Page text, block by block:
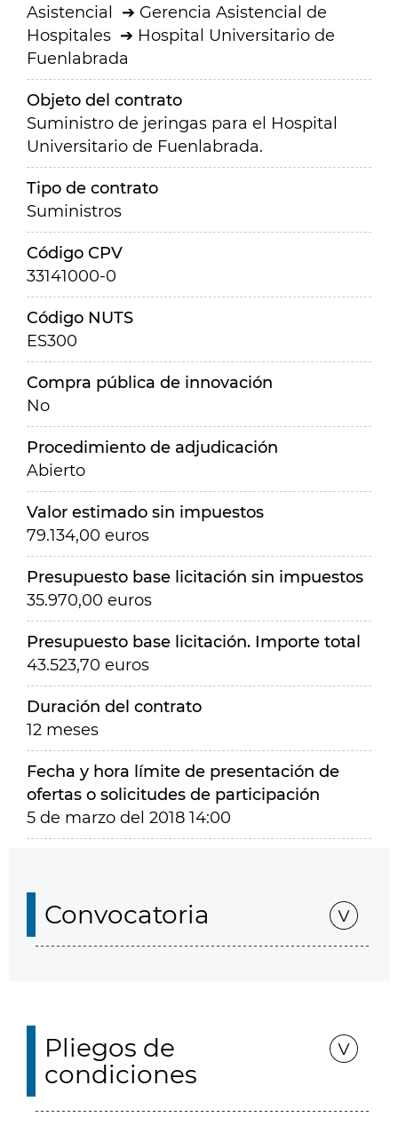
Asistencial
Gerencia Asistencial de
Hospitales
Hospital Universitario de
Fuenlabrada
Objeto del contrato
Suministro de jeringas para el Hospital
Universitario de Fuenlabrada.
Tipo de contrato
Suministros
Código CPV
33141000-0
Código NUTS
ES300
Compra pública de innovación
No
Procedimiento de adjudicación
Abierto
Valor estimado sin impuestos
79.134,00 euros
Presupuesto base licitación sin impuestos
35.970,00 euros
Presupuesto base licitación. Importe total
43.523,70 euros
Duración del contrato
12 meses
Fecha y hora límite de presentación de
ofertas o solicitudes de participación
5 de marzo del 2018 14:00
Convocatoria
Pliegos de
condiciones